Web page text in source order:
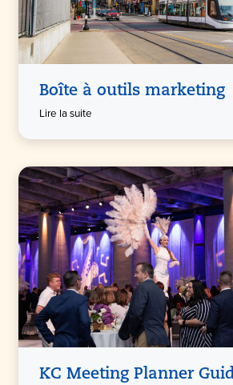
Boîte à outils marketing
Lire la suite
KC Meeting Planner